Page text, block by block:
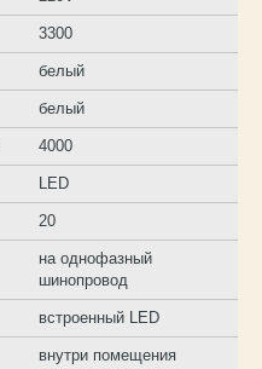
3300
белый
белый
4000
LED
20
на однофазный
шинопровод
встроенный LED
внутри помещения